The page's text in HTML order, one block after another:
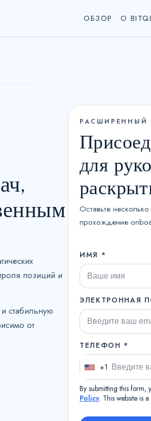
ОБЗОР О
позиций и
стабильную
от
РАСШИРЕННЫЙ
для
Оставьте
прохождение
ИМЯ *
ЭЛЕКТРОННАЯ
ТЕЛЕФОН *
U
n
i
+1
By submitting this form,
Policy. This website is